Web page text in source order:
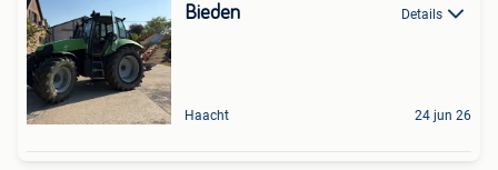
Bieden Details
Haacht 24 jun 26